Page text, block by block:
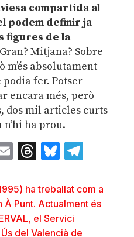
compartida al
podem definir ja
figures de la
Gran? Mitjana? Sobre
m’és absolutament
fer. Potser
encara més, però
dos mil articles curts
ha prou.
EmailThreads
Bluesky
ha treballat com a
Punt. Actualment és
el Servici
del Valencià de